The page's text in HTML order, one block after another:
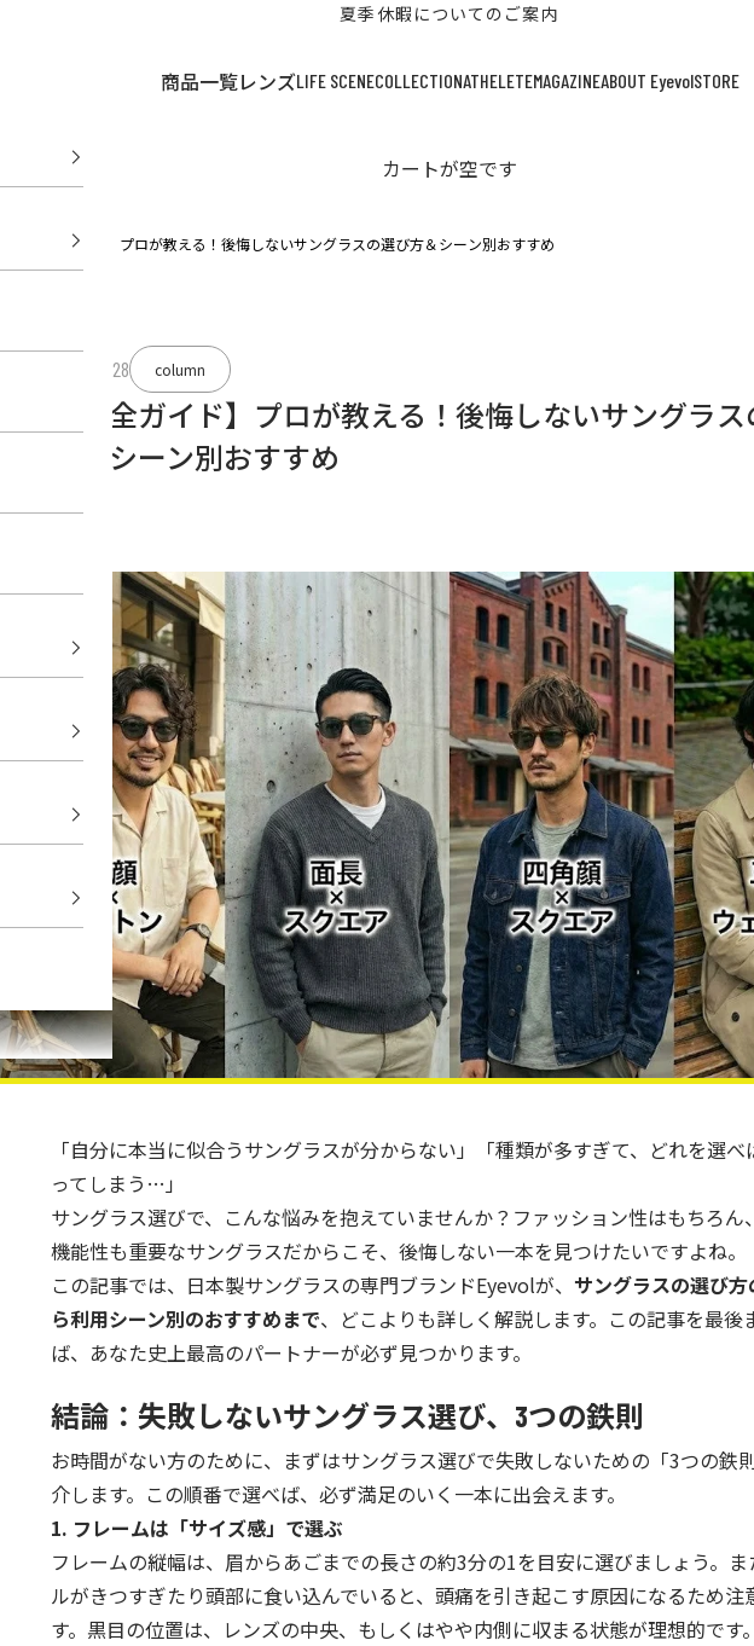
夏季休暇についてのご案内
商品一覧レンズLIFE SCENECOLLECTIONATHELETEMAGAZINEABOUT EyevolSTORE
カートが空です
【完全ガイド】プロが教える！後悔しないサングラスの選び方＆シーン別おすすめ
2026.02.28 column
【完全ガイド】プロが教える！後悔しないサングラ
方＆シーン別おすすめ
「自分に本当に似合うサングラスが分からない」「種類が多すぎて、どれを選べ
ってしまう…」
サングラス選びで、こんな悩みを抱えていませんか？ファッション性はもちろん
機能性も重要なサングラスだからこそ、後悔しない一本を見つけたいですよね。
この記事では、日本製サングラスの専門ブランドEyevolが、 サングラスの選び
ら利用シーン別のおすすめまで、どこよりも詳しく解説します。この記事を最後
ば、あなた史上最高のパートナーが必ず見つかります。
結論：失敗しないサングラス選び、3つの鉄則
お時間がない方のために、まずはサングラス選びで失敗しないための「3つの鉄
介します。この順番で選べば、必ず満足のいく一本に出会えます。
1. フレームは「サイズ感」で選ぶ
フレームの縦幅は、眉からあごまでの長さの約3分の1を目安に選びましょう。
ルがきつすぎたり頭部に食い込んでいると、頭痛を引き起こす原因になるため注
す。黒目の位置は、レンズの中央、もしくはやや内側に収まる状態が理想的です。